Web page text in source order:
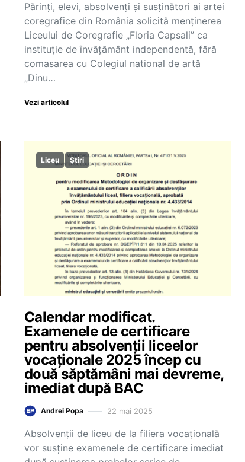
Părinți, elevi, absolvenți și susținători ai artei
coregrafice din România solicită menținerea
Liceului de Coregrafie „Floria Capsali” ca
instituție de învățământ independentă, fără
comasarea cu Colegiul national de artă
„Dinu…
Vezi articolul
Liceu Știri
Calendar modificat.
Examenele de certificare
pentru absolvenții liceelor
vocaționale 2025 încep cu
două săptămâni mai devreme,
imediat după BAC
Andrei Popa 22 mai 2025
Absolvenții de liceu de la filiera vocațională
vor susține examenele de certificare imediat